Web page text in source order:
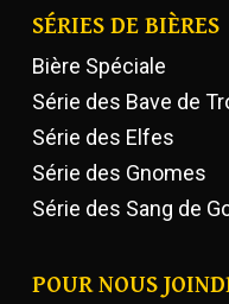
SÉRIES DE BIÈRES
Bière Spéciale
Série des Bave de
Série des Elfes
Série des Gnomes
Série des Sang de
POUR NOUS